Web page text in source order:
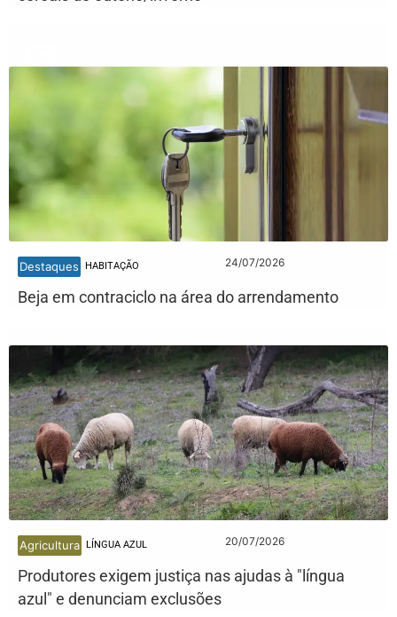
Destaques HABITAÇÃO 24/07/2026
Beja em contraciclo na área do arrendamento
Agricultura LÍNGUA AZUL 20/07/2026
Produtores exigem justiça nas ajudas à "língua
azul" e denunciam exclusões